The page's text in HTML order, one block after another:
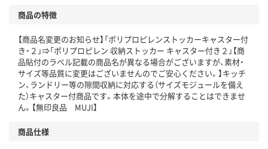
商品の特徴
【商品名変更のお知らせ】「ポリプロピレンストッカーキャスター付
き・２」⇒「ポリプロピレン 収納ストッカー キャスター付き２」【商
品貼付のラベル記載の商品名が異なる場合がございますが、素材・
サイズ等品質に変更はございませんのでご安心ください。】キッチ
ン、ランドリー等の隙間収納に対応する（サイズモジュールを備え
た）キャスター付商品です。本体を途中で分解することはできませ
ん。【無印良品 MUJI】
商品仕様